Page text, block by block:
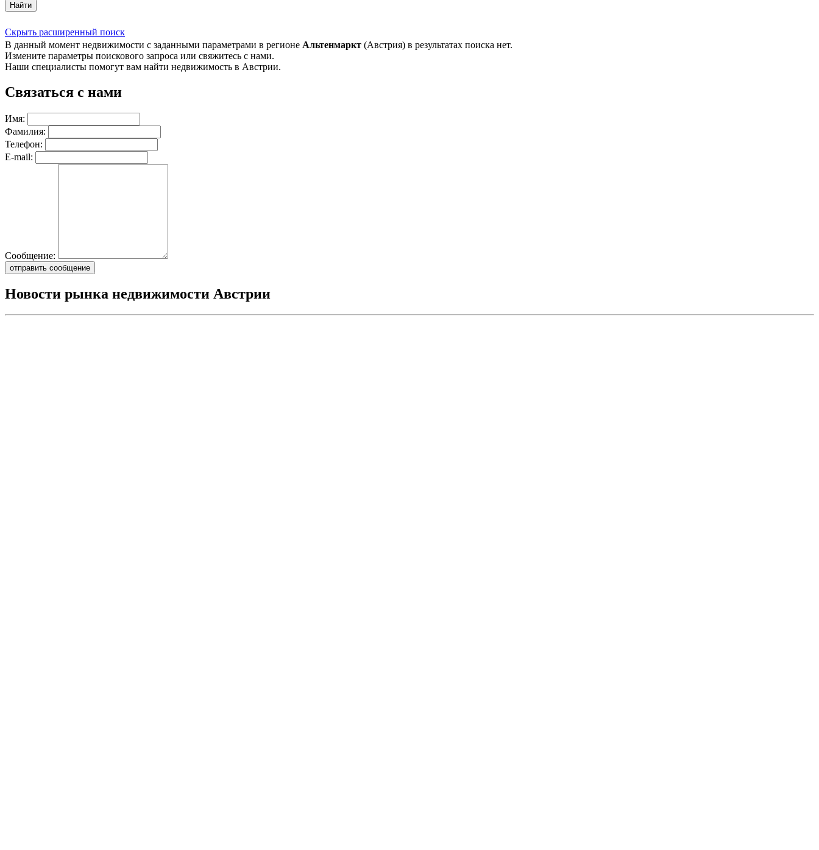
Найти
Скрыть расширенный поиск
В данный момент недвижимости с заданными параметрами в регионе Альтенмаркт (Австрия) в результатах поиска нет.
Измените параметры поискового запроса или свяжитесь с нами.
Наши специалисты помогут вам найти недвижимость в Австрии.
Связаться с нами
Имя:
Фамилия:
Телефон:
E-mail:
Сообщение:
отправить сообщение
Новости рынка недвижимости Австрии